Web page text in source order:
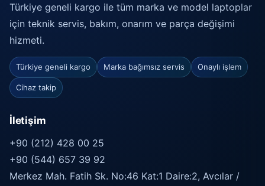
Türkiye geneli kargo ile tüm marka ve model laptoplar
için teknik servis, bakım, onarım ve parça değişimi
hizmeti.
Türkiye geneli kargo Marka bağımsız servis Onaylı işlem
Cihaz takip
İletişim
+90 (212) 428 00 25
+90 (544) 657 39 92
Merkez Mah. Fatih Sk. No:46 Kat:1 Daire:2, Avcılar /